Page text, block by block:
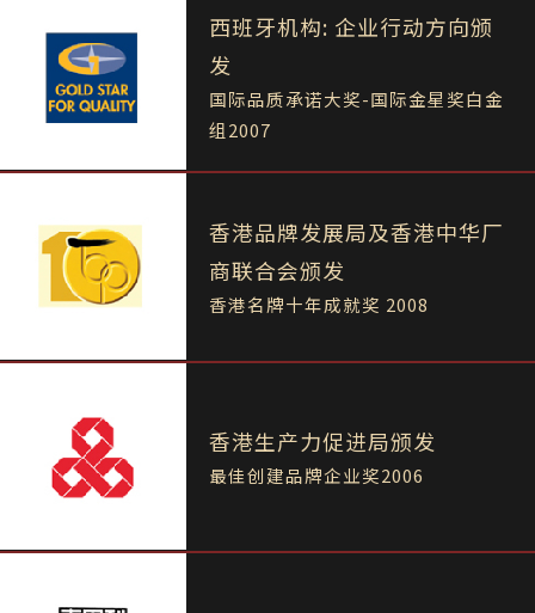
西班牙机构: 企业行动方向颁
发
国际品质承诺大奖-国际金星奖白金
组2007
香港品牌发展局及香港中华厂
商联合会颁发
香港名牌十年成就奖 2008
香港生产力促进局颁发
最佳创建品牌企业奖2006